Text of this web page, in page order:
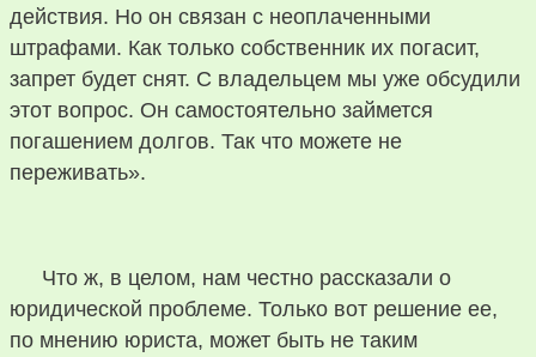
действия. Но он связан с неоплаченными
штрафами. Как только собственник их погасит,
запрет будет снят. С владельцем мы уже обсудили
этот вопрос. Он самостоятельно займется
погашением долгов. Так что можете не
переживать».
Что ж, в целом, нам честно рассказали о
юридической проблеме. Только вот решение ее,
по мнению юриста, может быть не таким